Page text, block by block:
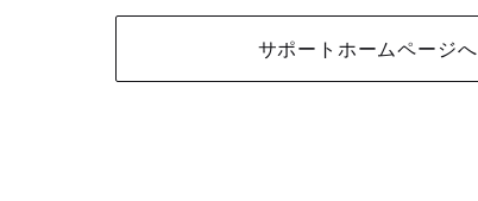
サポートホームページへ